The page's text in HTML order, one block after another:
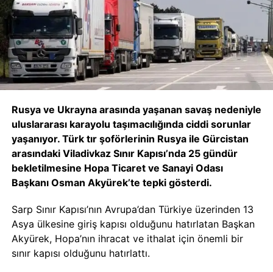
Rusyave Ukrayna arasında yaşanan savaş nedeniyle
uluslararası karayolu taşımacılığında ciddi sorunlar
yaşanıyor. Türk tır şoförlerinin Rusya ile Gürcistan
arasındaki Viladivkaz Sınır Kapısı’nda 25 gündür
bekletilmesine Hopa Ticaret ve Sanayi Odası
Başkanı Osman Akyürek’te tepki gösterdi.
Sarp Sınır Kapısı’nın Avrupa’dan Türkiye üzerinden 13
Asya ülkesine giriş kapısı olduğunu hatırlatan Başkan
Akyürek, Hopa’nın ihracat ve ithalat için önemli bir
sınır kapısı olduğunu hatırlattı.